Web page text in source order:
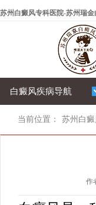
苏州白癜风专科医院-苏州瑞金
白癜风疾病导航
当前位置： 苏州白
作